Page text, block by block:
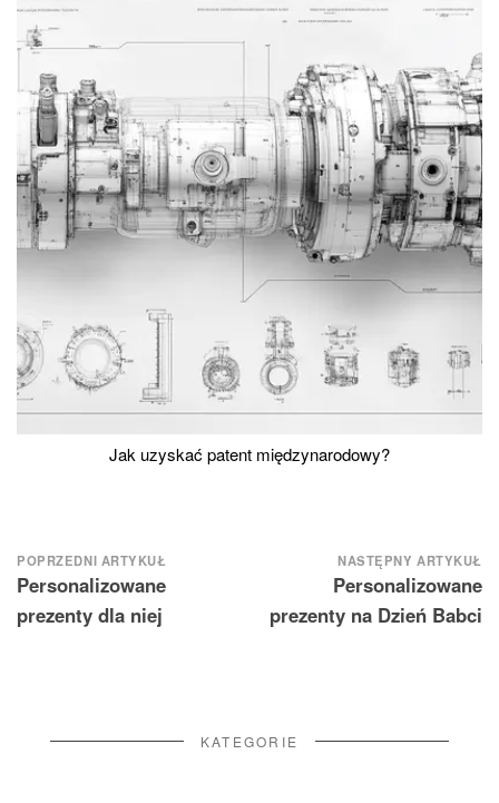
Jak uzyskać patent międzynarodowy?
Nawigacja
wpisu
POPRZEDNI ARTYKUŁ
Personalizowane
prezenty dla niej
NASTĘPNY ARTYKUŁ
Personalizowane
prezenty na Dzień Babci
KATEGORIE